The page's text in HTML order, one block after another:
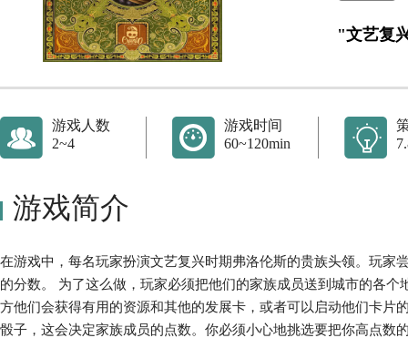
"文艺复
游戏人数
2~4
游戏时间
60~120min
游戏简介
在游戏中，每名玩家扮演文艺复兴时期弗洛伦斯的贵族头领。玩家
的分数。 为了这么做，玩家必须把他们的家族成员送到城市的各
方他们会获得有用的资源和其他的发展卡，或者可以启动他们卡片
骰子，这会决定家族成员的点数。你必须小心地挑选要把你高点